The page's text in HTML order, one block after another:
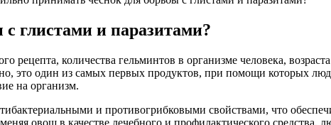
глистами и паразитами?
рецепта, количества гельминтов в организме человека,
это один из самых первых продуктов, при помощи которых
на организм.
и противогрибковыми свойствами, что
овощ в качестве лечебного и профилактического